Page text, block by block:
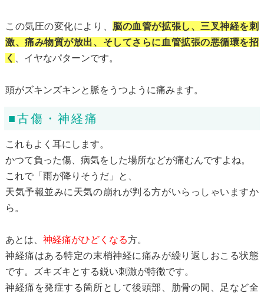
この気圧の変化により、 脳の血管が拡張し、三叉神経を刺
激、痛み物質が放出、そしてさらに血管拡張の悪循環を招
く
、イヤなパターンです。
頭がズキンズキンと脈をうつように痛みます。
■古傷・神経痛
これもよく耳にします。
かつて負った傷、病気をした場所などが痛むんですよね。
これで「雨が降りそうだ」と、
天気予報並みに天気の崩れが判る方がいらっしゃいますか
ら。
あとは、 神経痛がひどくなる方。
神経痛はある特定の末梢神経に痛みが繰り返しおこる状態
です。ズキズキとする鋭い刺激が特徴です。
神経痛を発症する箇所として後頭部、肋骨の間、足など全